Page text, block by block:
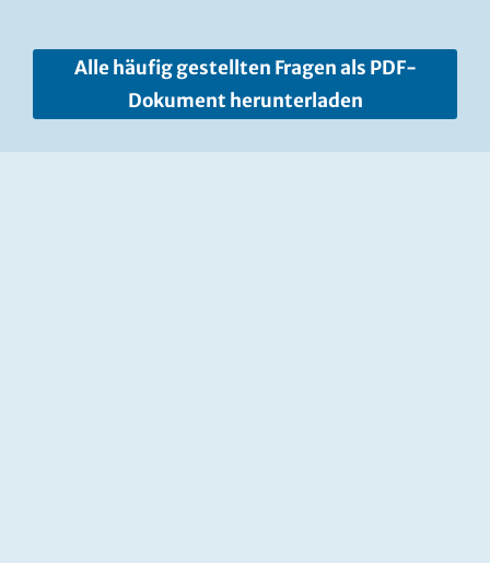
Alle häufig gestellten Fragen als PDF-
Dokument herunterladen